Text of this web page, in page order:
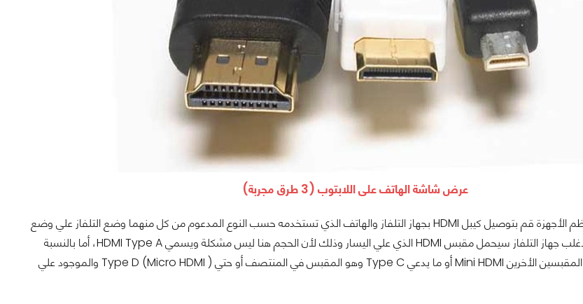
عرض شاشة الهاتف على اللابتوب (3 طرق مجربة)
وبسبب الحداثة وتقدم معظم الأجهزة قم بتوصيل كيبل HDMI بجهاز التلفاز والهاتف الذي تستخدمه حسب النوع المدعوم من كل منهما وضع التلفاز علي وضع
HDMI وإنتهي الأمر، في الأغلب جهاز التلفاز سيحمل مقبس HDMI الذي علي اليسار وذلك لأن الحجم هنا ليس مشكلة ويسمي HDMI Type A، أما بالنسبة
لهاتفك سيحتوي علي أحد المقبسين الأخرين Mini HDMI أو ما يدعي Type C وهو المقبس في المنتصف أو حتي Type D (Micro HDMI ) والموجود علي